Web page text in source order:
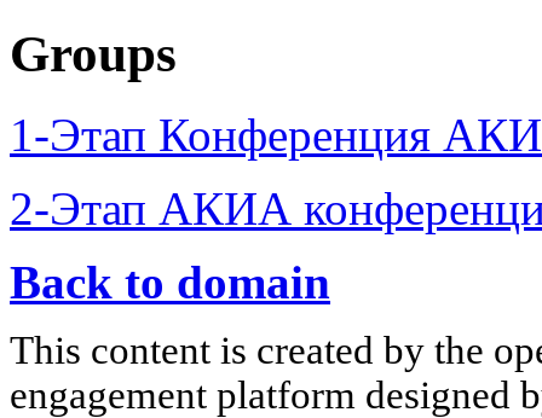
Groups
1-Этап Конференция
2-Этап АКИА
Back to domain
This content is created by the
engagement platform designed